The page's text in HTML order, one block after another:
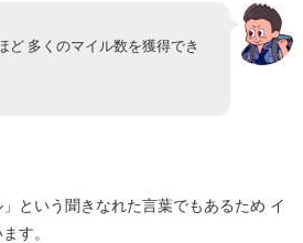
ど 多くのマイル数を獲得でき
という聞きなれた言葉でもあるため イ
す。